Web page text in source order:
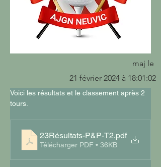
maj le
21 février 2024 à 18:01:02
Voici les résultats et le classement après 2
tours.
23Résultats-P&P-T2.pdf
Télécharger PDF • 36KB